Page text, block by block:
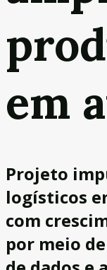
em
Projeto
logísticos
com
por meio